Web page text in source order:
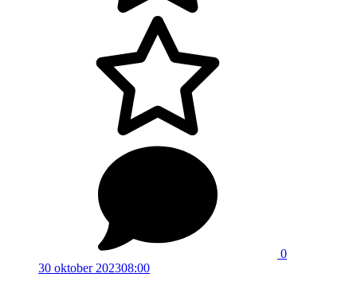
0
30 oktober 202308:00